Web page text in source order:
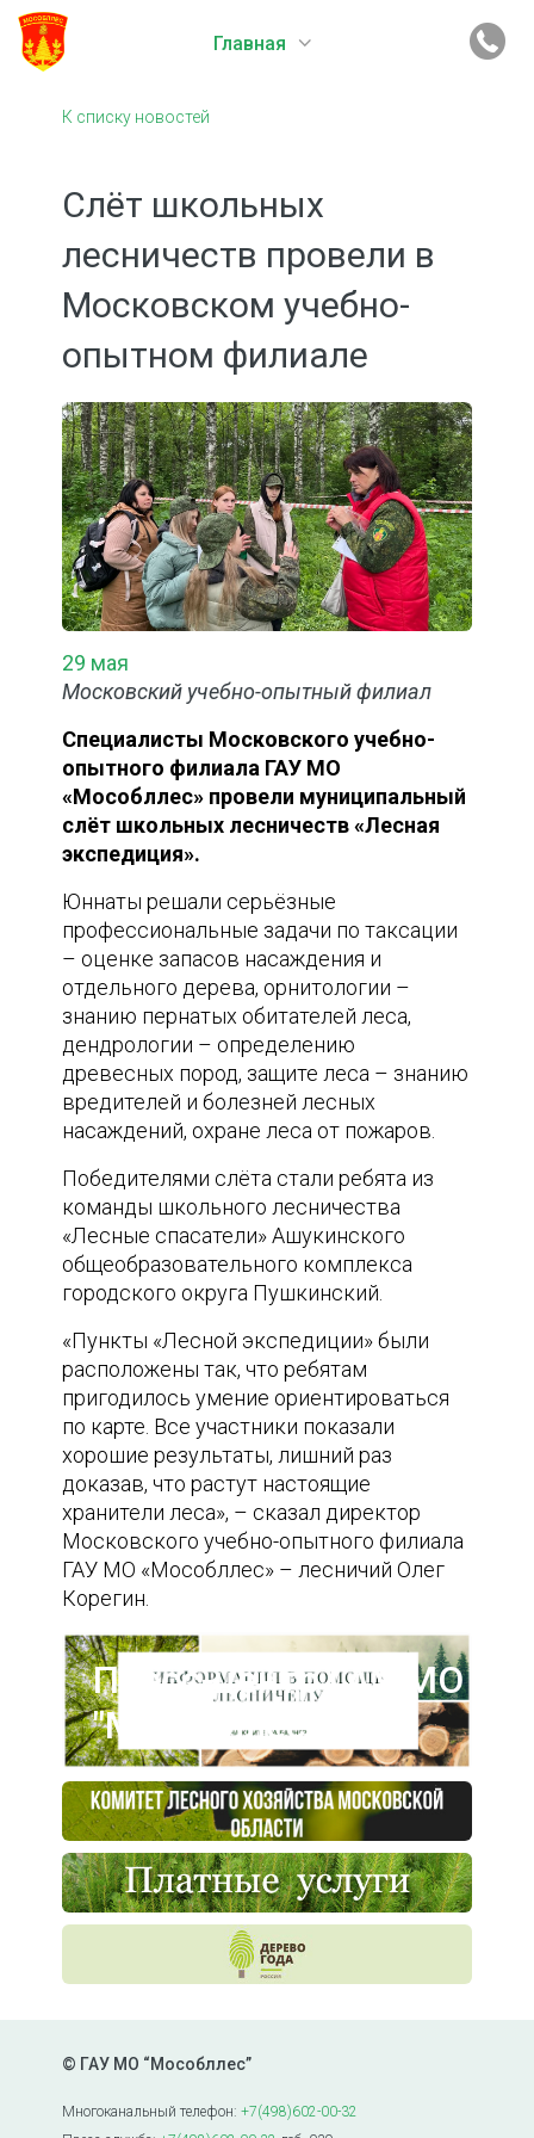
Главная
К списку новостей
Слёт школьных
лесничеств провели в
Московском учебно-
опытном филиале
29 мая
Московский учебно-опытный филиал
Специалисты Московского учебно-
опытного филиала ГАУ МО
«Мособллес» провели муниципальный
слёт школьных лесничеств «Лесная
экспедиция».
Юннаты решали серьёзные
профессиональные задачи по таксации
– оценке запасов насаждения и
отдельного дерева, орнитологии –
знанию пернатых обитателей леса,
дендрологии – определению
древесных пород, защите леса – знанию
вредителей и болезней лесных
насаждений, охране леса от пожаров.
Победителями слёта стали ребята из
команды школьного лесничества
«Лесные спасатели» Ашукинского
общеобразовательного комплекса
городского округа Пушкинский.
«Пункты «Лесной экспедиции» были
расположены так, что ребятам
пригодилось умение ориентироваться
по карте. Все участники показали
хорошие результаты, лишний раз
доказав, что растут настоящие
хранители леса», – сказал директор
Московского учебно-опытного филиала
ГАУ МО «Мособллес» – лесничий Олег
Корегин.
Пресс-центр ГАУ МО
"Мособллес"
© ГАУ МО “Мособллес”
Многоканальный телефон:+7(498)602-00-32